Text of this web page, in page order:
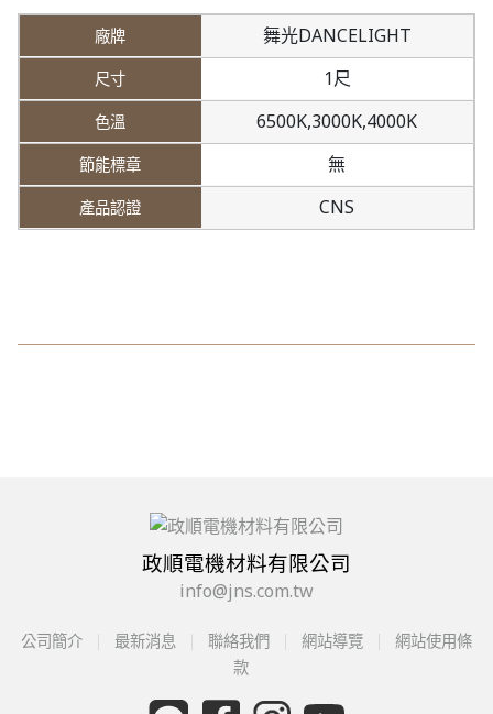
舞光DANCELIGHT
1尺
6500K,3000K,4000K
無
CNS
政順電機材料有限公司
info@jns.com.tw
公司簡介 最新消息 聯絡我們 網站導覽
網站使用條
款